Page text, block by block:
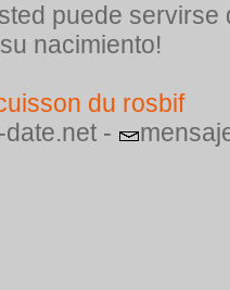
puede
nacimiento!
du rosbif
-